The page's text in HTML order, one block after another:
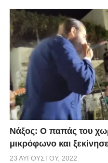
Νάξος: Ο παπάς του
μικρόφωνο και
23 ΑΥΓΟΎΣΤΟΥ, 2022